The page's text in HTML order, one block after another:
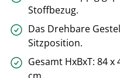
Stoffbezug.
Das Drehbare
Sitzposition.
Gesamt HxBxT: 84 x